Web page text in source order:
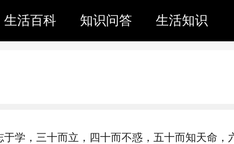
生活百科 知识问答 生活知识
学，三十而立，四十而不惑，五十而知天命，